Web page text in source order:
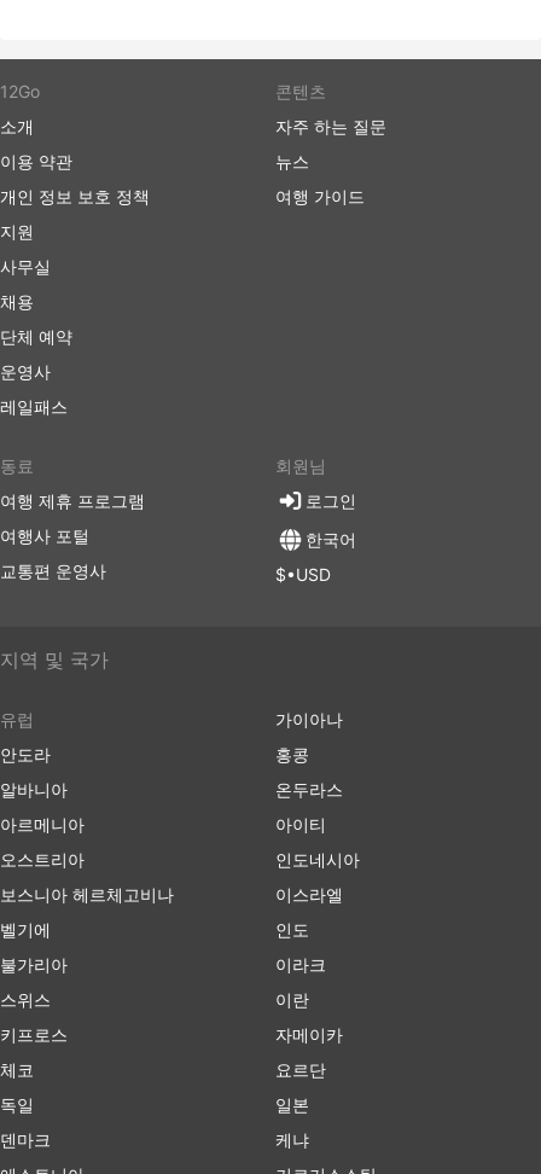
12Go
소개
이용 약관
개인 정보 보호 정책
지원
사무실
채용
단체 예약
운영사
레일패스
콘텐츠
자주 하는 질문
뉴스
여행 가이드
동료
여행 제휴 프로그램
여행사 포털
교통편 운영사
회원님
로그인
한국어
$•USD
지역 및 국가
유럽
안도라
알바니아
아르메니아
오스트리아
보스니아 헤르체고비나
벨기에
불가리아
스위스
키프로스
체코
독일
덴마크
가이아나
홍콩
온두라스
아이티
인도네시아
이스라엘
인도
이라크
이란
자메이카
요르단
일본
케냐